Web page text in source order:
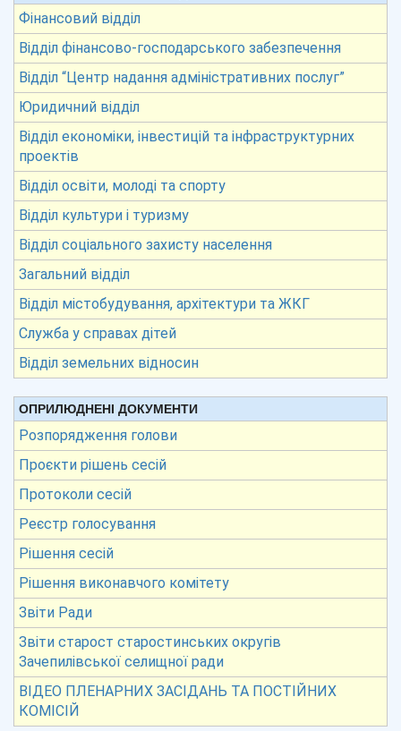
Фінансовий відділ
Відділ фінансово-господарського забезпечення
Відділ “Центр надання адміністративних послуг”
Юридичний відділ
Відділ економіки, інвестицій та інфраструктурних
проектів
Відділ освіти, молоді та спорту
Відділ культури і туризму
Відділ соціального захисту населення
Загальний відділ
Відділ містобудування, архітектури та ЖКГ
Служба у справах дітей
Відділ земельних відносин
ОПРИЛЮДНЕНІ ДОКУМЕНТИ
Розпорядження голови
Проєкти рішень сесій
Протоколи сесій
Реєстр голосування
Рішення сесій
Рішення виконавчого комітету
Звіти Ради
Звіти старост старостинських округів
Зачепилівської селищної ради
ВІДЕО ПЛЕНАРНИХ ЗАСІДАНЬ ТА ПОСТІЙНИХ
КОМІСІЙ